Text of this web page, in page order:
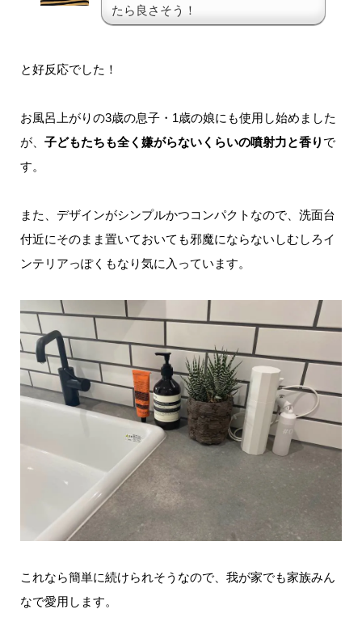
たら良さそう！
と好反応でした！
お風呂上がりの3歳の息子・1歳の娘にも使用し始めました
が、 子どもたちも全く嫌がらないくらいの噴射力と香り で
す。
また、デザインがシンプルかつコンパクトなので、洗面台
付近にそのまま置いておいても邪魔にならないしむしろイ
ンテリアっぽくもなり気に入っています。
これなら簡単に続けられそうなので、我が家でも家族みん
なで愛用します。